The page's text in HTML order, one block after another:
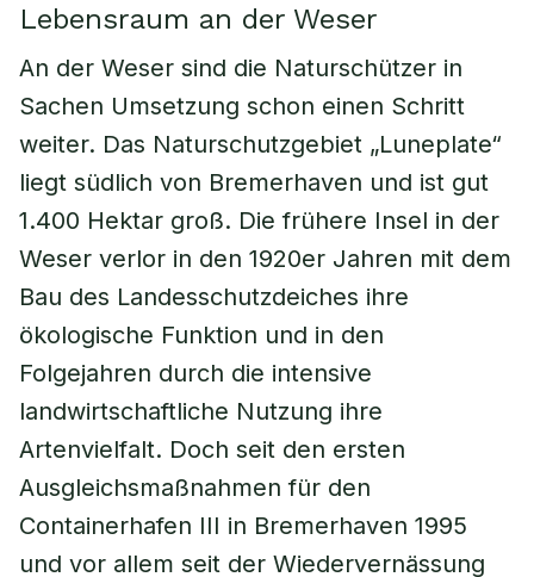
Lebensraum an der Weser
An der Weser sind die Naturschützer in
Sachen Umsetzung schon einen Schritt
weiter. Das Naturschutzgebiet „Luneplate“
liegt südlich von Bremerhaven und ist gut
1.400 Hektar groß. Die frühere Insel in der
Weser verlor in den 1920er Jahren mit dem
Bau des Landesschutzdeiches ihre
ökologische Funktion und in den
Folgejahren durch die intensive
landwirtschaftliche Nutzung ihre
Artenvielfalt. Doch seit den ersten
Ausgleichsmaßnahmen für den
Containerhafen III in Bremerhaven 1995
und vor allem seit der Wiedervernässung